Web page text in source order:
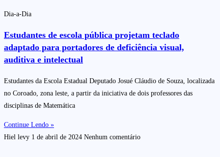
Dia-a-Dia
Estudantes de escola pública projetam teclado
adaptado para portadores de deficiência visual,
auditiva e intelectual
Estudantes da Escola Estadual Deputado Josué Cláudio de Souza, localizada
no Coroado, zona leste, a partir da iniciativa de dois professores das
disciplinas de Matemática
Continue Lendo »
Hiel levy 1 de abril de 2024 Nenhum comentário